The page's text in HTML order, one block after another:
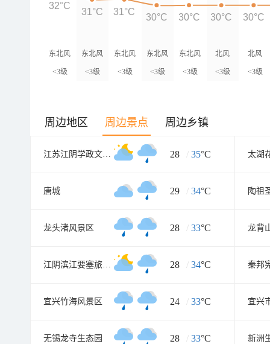
东北风
<3级
东北风
<3级
东北风
<3级
东北风
<3级
东北风
<3级
北风
<3级
北风
<3级
32°C
31°C 31°C
30°C 30°C 30°C 30°C
周边地区 周边景点 周边乡镇
江苏江阴学政文化旅游区 28 / 35°C 太湖
唐城 29 / 34°C 陶祖
龙头渚风景区 28 / 33°C 龙背
江阴滨江要塞旅游区 28 / 34°C 秦邦
宜兴竹海风景区 24 / 33°C 宜兴
无锡龙寺生态园 28 / 33°C 新洲